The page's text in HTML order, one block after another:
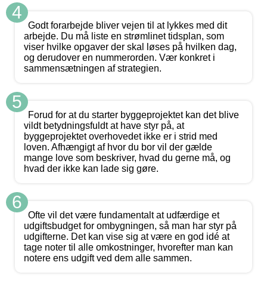
4
Godt forarbejde bliver vejen til at lykkes med dit
arbejde. Du må liste en strømlinet tidsplan, som
viser hvilke opgaver der skal løses på hvilken dag,
og derudover en nummerorden. Vær konkret i
sammensætningen af strategien.
5
Forud for at du starter byggeprojektet kan det blive
vildt betydningsfuldt at have styr på, at
byggeprojektet overhovedet ikke er i strid med
loven. Afhængigt af hvor du bor vil der gælde
mange love som beskriver, hvad du gerne må, og
hvad der ikke kan lade sig gøre.
6
Ofte vil det være fundamentalt at udfærdige et
udgiftsbudget for ombygningen, så man har styr på
udgifterne. Det kan vise sig at være en god idé at
tage noter til alle omkostninger, hvorefter man kan
notere ens udgift ved dem alle sammen.